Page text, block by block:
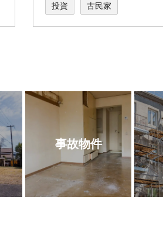
投資 古民家
事故物件